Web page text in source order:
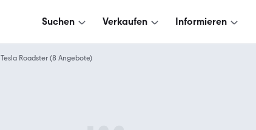
Suchen Verkaufen Informieren
Tesla Roadster (8 Angebote)